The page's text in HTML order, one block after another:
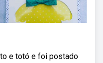
e totó e foi postado